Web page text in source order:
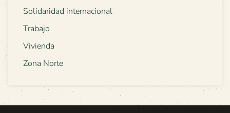
Solidaridad internacional
Trabajo
Vivienda
Zona Norte